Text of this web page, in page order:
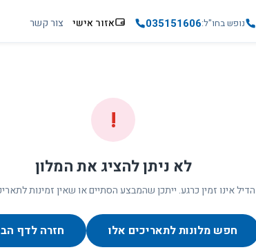
נופש בחו"ל035151606 אזור אישי צור קשר
!
לא ניתן להציג את המלון
הדיל אינו זמין כרגע. ייתכן שהמבצע הסתיים או שאין זמינות
חפש מלונות לתאריכים אלו חזרה לדף